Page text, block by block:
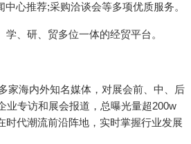
心推荐;采购洽谈会等多项优质服务。
、研、贸多位一体的经贸平台。
家海内外知名媒体，对展会前、中、后
业专访和展会报道，总曝光量超200w
代潮流前沿阵地，实时掌握行业发展